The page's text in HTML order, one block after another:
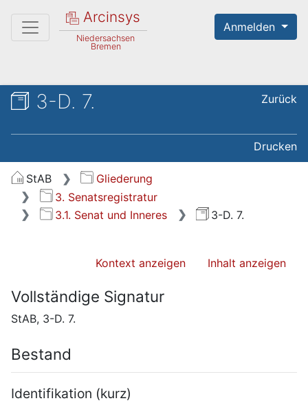
Arcinsys
Niedersachsen
Bremen
Anmelden
3-D. 7. Zurück
Drucken
StAB
Gliederung
3. Senatsregistratur
3.1. Senat und Inneres
3-D. 7.
Kontext anzeigen Inhalt anzeigen
Vollständige Signatur
StAB, 3-D. 7.
Bestand
Identifikation (kurz)